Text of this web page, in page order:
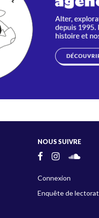
NOUS SUIVRE
Connexion
Enquête de lectorat